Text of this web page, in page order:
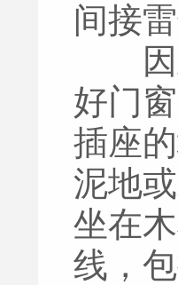
间接
因此
好门
插座
泥地
坐在
线，